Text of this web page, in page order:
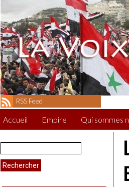
RSS Feed
Accueil Empire Qui sommes
Rechercher :